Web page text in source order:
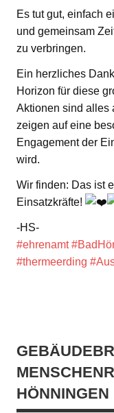
Es tut gut, einfach
und gemeinsam
zu verbringen.
Ein herzliches
Horizon für diese
Aktionen sind alles
zeigen auf eine
Engagement der
wird.
Wir finden: Das ist
Einsatzkräfte!
-HS-
#ehrenamt
#thermeerding
HÖNNINGEN